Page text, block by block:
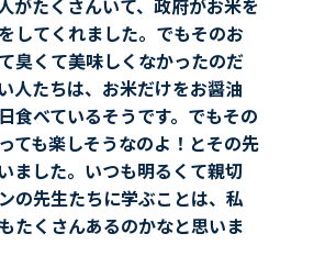
してくれました。でもそのお
臭くて美味しくなかったのだ
人たちは、お米だけをお醤油
食べているそうです。でもその
ても楽しそうなのよ！とその先
ました。いつも明るくて親切
の先生たちに学ぶことは、私
たくさんあるのかなと思いま